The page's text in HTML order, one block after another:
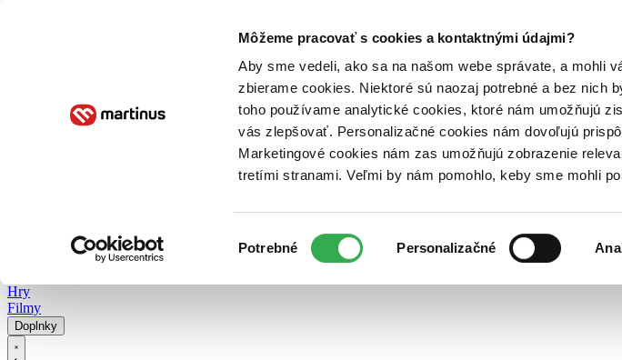
Môžeme pracovať s cookies a kontaktnými údajmi?
Aby sme vedeli, ako sa na našom webe správate, a mohli
zbierame cookies. Niektoré sú naozaj potrebné a bez nich
toho používame analytické cookies, ktoré nám umožňujú
vás zlepšovať. Personalizačné cookies nám dovoľujú
Marketingové cookies nám zas umožňujú zobrazenie
tretími stranami. Veľmi by nám pomohlo, keby sme mohli
súhlasu
Potrebné Personalizačné
Poukážky Kontakt
Hry
Filmy
Doplnky